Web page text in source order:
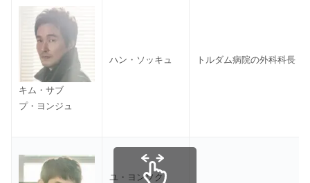
キム・サブ
プ・ヨンジュ
ハン・ソッキュ トルダム病院の外科科長
ユ・ヨンソク